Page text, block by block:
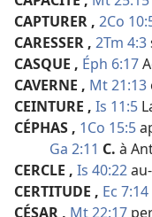
CAPTURER , 2Co
CARESSER , 2Tm 4:3
CASQUE , Éph 6:17
CAVERNE , Mt 21:13
CEINTURE , Is 11:5
CÉPHAS , 1Co 15:5
Ga 2:11 C. à
CERCLE , Is 40:22
CERTITUDE , Ec 7:14
CÉSAR , Mt 22:17